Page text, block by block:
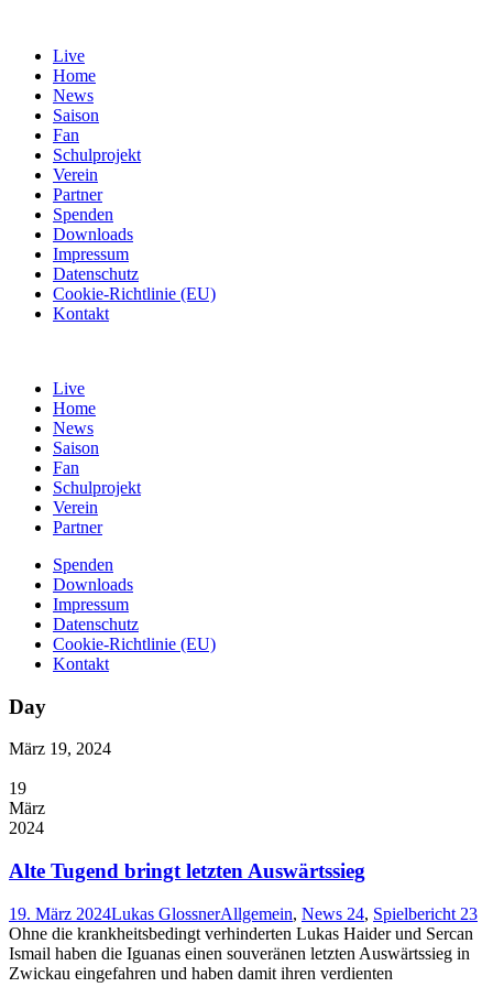
Live
Home
News
Saison
Fan
Schulprojekt
Verein
Partner
Spenden
Downloads
Impressum
Datenschutz
Cookie-Richtlinie (EU)
Kontakt
Live
Home
News
Saison
Fan
Schulprojekt
Verein
Partner
Spenden
Downloads
Impressum
Datenschutz
Cookie-Richtlinie (EU)
Kontakt
Day
März 19, 2024
19
März
2024
Alte Tugend bringt letzten Auswärtssieg
19. März 2024Lukas GlossnerAllgemein, News 24, Spielbericht 23
Ohne die krankheitsbedingt verhinderten Lukas Haider und Sercan
Ismail haben die Iguanas einen souveränen letzten Auswärtssieg in
Zwickau eingefahren und haben damit ihren verdienten